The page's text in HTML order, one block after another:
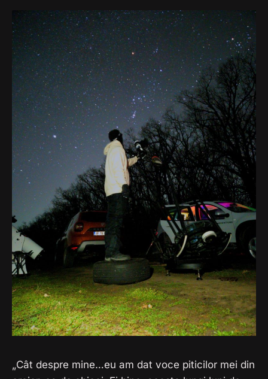
„Cât despre mine…eu am dat voce piticilor mei din